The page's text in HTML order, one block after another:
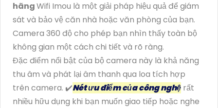
hãngWifi Imou là một giải pháp hiệu quả để giám
sát và bảo vệ căn nhà hoặc văn phòng của bạn.
Camera 360 độ cho phép bạn nhìn thấy toàn bộ
không gian một cách chi tiết và rõ ràng.
Đặc điểm nổi bật của bộ camera này là khả năng
thu âm và phát lại âm thanh qua loa tích hợp
trên camera. ✔️Nét ưu điểm của công nghệ rất
nhiều hữu dụng khi bạn muốn giao tiếp hoặc nghe